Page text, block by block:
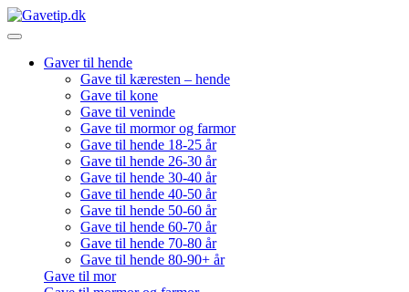
Gaver til hende
Gave til kæresten – hende
Gave til kone
Gave til veninde
Gave til mormor og farmor
Gave til hende 18-25 år
Gave til hende 26-30 år
Gave til hende 30-40 år
Gave til hende 40-50 år
Gave til hende 50-60 år
Gave til hende 60-70 år
Gave til hende 70-80 år
Gave til hende 80-90+ år
Gave til mor